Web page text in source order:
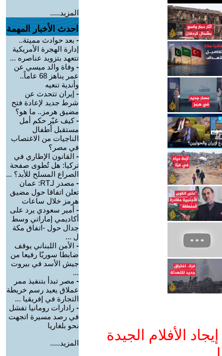
الأفلام الجيدة
المزيد.....
احدث الأخبار المهمة
- بعد حوادث مميتة..
إدارة الهجرة الأمريكية
تتعهد بتزويد عناصره ...
- وفاة والد ميسي عن
عمر يناهز 68 عاماً..
وأندية تنعيه
- إيران تتحدث عن
شرط جديد لإعادة فتح
مضيق هرمز.. ما هو؟
-كيف غيّر حكم أمل
مستقبل أطفال
الناجيات من الاغتصاب
في مصر؟
- القانون الإطاري في
تركيا: هل تُطوى صفحة
الصراع المسلح للأبد؟ ...
-
مصدر لـRT: عمان
تعلن اتفاقا حول مضيق
هرمز خلال ساعات
- أمير سعودي يرد على
أكاديمي إماراتي وسط
جدال حول -اتفاق مكة
ل ...
- الأمن اللبناني يوقف
ضابطا سوريّا رفيعا من
جيش الأسد في بيروت
...
- مصر تبدأ بتنفيذ ممر
عملاق يعيد رسم خريطة
التجارة في إفريقيا ...
- رادارات رومانيا تفشل
في رصد مسيرة اتجهت
نحو بلغاريا
المزيد.....